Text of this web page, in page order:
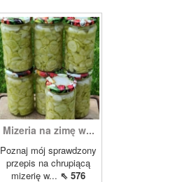
Mizeria na zimę w...
Poznaj mój sprawdzony
przepis na chrupiącą
mizerię w... ⇖ 576